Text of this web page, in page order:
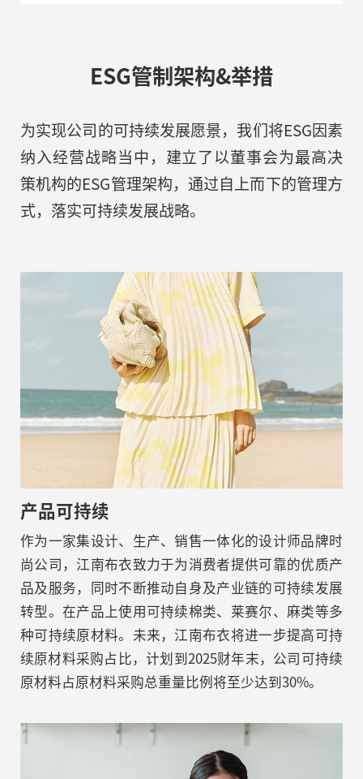
ESG管制架构&举措
为实现公司的可持续发展愿景，我们将ESG因素
纳入经营战略当中，建立了以董事会为最高决
策机构的ESG管理架构，通过自上而下的管理方
式，落实可持续发展战略。
产品可持续
作为一家集设计、生产、销售一体化的设计师品牌时
尚公司，江南布衣致力于为消费者提供可靠的优质产
品及服务，同时不断推动自身及产业链的可持续发展
转型。在产品上使用可持续棉类、莱赛尔、麻类等多
种可持续原材料。未来，江南布衣将进一步提高可持
续原材料采购占比，计划到2025财年末，公司可持续
原材料占原材料采购总重量比例将至少达到30%。